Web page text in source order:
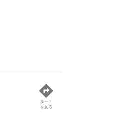
ルート
を見る